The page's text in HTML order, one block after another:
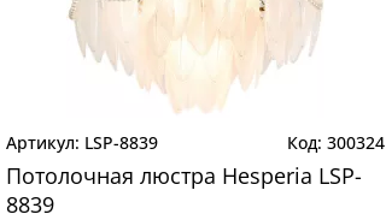
LSP-8839 300324
Потолочная люстра Hesperia LSP-
8839